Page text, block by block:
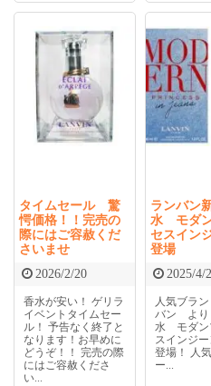
タイムセール 驚
愕価格！！完売の
際にはご容赦くだ
さいませ
2026/2/20
香水が安い！ ゲリラ
イベントタイムセー
ル！ 予告なく終了と
なります！お早めに
どうぞ！！ 完売の際
にはご容赦くださ
い...
ランバン
水 モダ
セスイン
登場
2025/4/
人気ブラ
バン より
水 モダン
スインジ
登場！ 人
ー...